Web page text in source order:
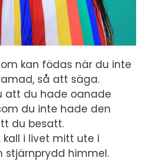
kan födas när du inte
så att säga.
att du hade oanade
du inte hade den
du besatt.
i livet mitt ute i
stjärnprydd himmel.